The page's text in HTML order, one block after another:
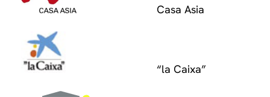
Casa Asia
“la Caixa”